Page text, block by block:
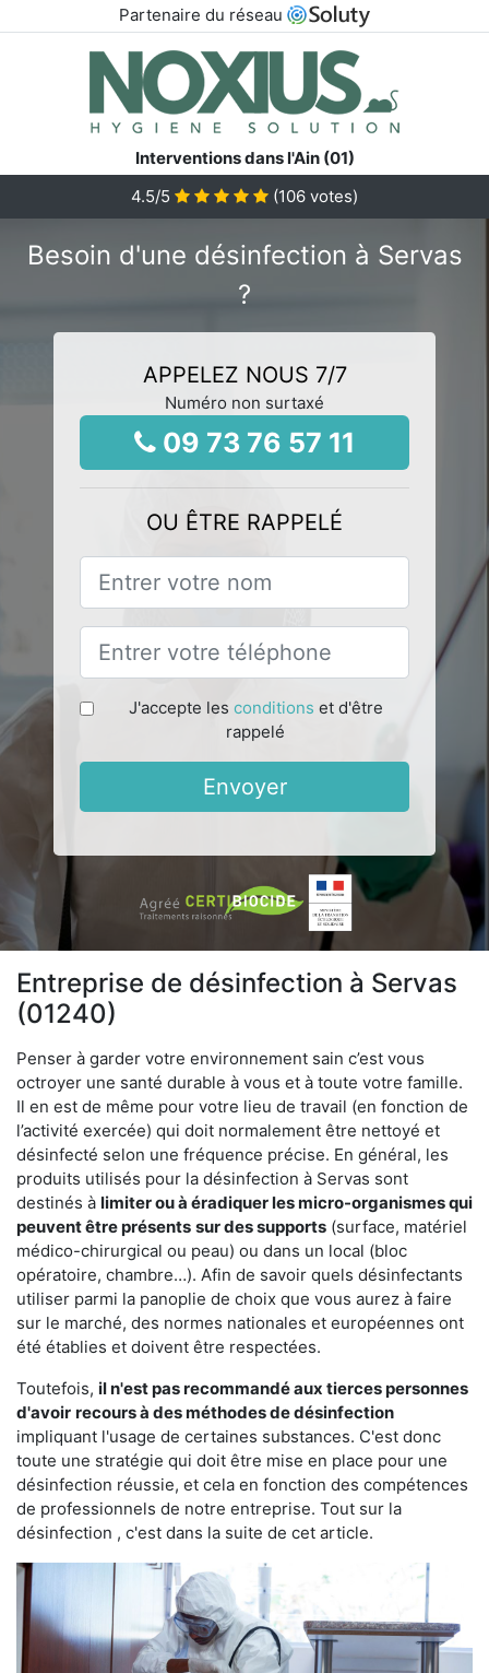
Partenaire du réseau
Interventions dans l'Ain (01)
4.5/5 (106 votes)
Besoin d'une désinfection à Servas
?
APPELEZ NOUS 7/7
Numéro non surtaxé
09 73 76 57 11
OU ÊTRE RAPPELÉ
J'accepte les conditions et d'être
rappelé
Envoyer
Entreprise de désinfection à Servas
(01240)
Penser à garder votre environnement sain c’est vous
octroyer une santé durable à vous et à toute votre famille.
Il en est de même pour votre lieu de travail (en fonction de
l’activité exercée) qui doit normalement être nettoyé et
désinfecté selon une fréquence précise. En général, les
produits utilisés pour la désinfection à Servas sont
destinés à limiter ou à éradiquer les micro-organismes qui
peuvent être présents sur des supports (surface, matériel
médico-chirurgical ou peau) ou dans un local (bloc
opératoire, chambre…). Afin de savoir quels désinfectants
utiliser parmi la panoplie de choix que vous aurez à faire
sur le marché, des normes nationales et européennes ont
été établies et doivent être respectées.
Toutefois, il n'est pas recommandé aux tierces personnes
d'avoir recours à des méthodes de désinfection
impliquant l'usage de certaines substances. C'est donc
toute une stratégie qui doit être mise en place pour une
désinfection réussie, et cela en fonction des compétences
de professionnels de notre entreprise. Tout sur la
désinfection , c'est dans la suite de cet article.